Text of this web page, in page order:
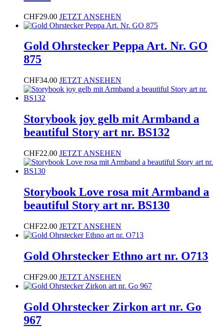
CHF29.00 JETZT ANSEHEN
Gold Ohrstecker Peppa Art. Nr. GO
875
CHF34.00 JETZT ANSEHEN
Storybook joy gelb mit Armband a
beautiful Story art nr. BS132
CHF22.00 JETZT ANSEHEN
Storybook Love rosa mit Armband a
beautiful Story art nr. BS130
CHF22.00 JETZT ANSEHEN
Gold Ohrstecker Ethno art nr. O713
CHF29.00 JETZT ANSEHEN
Gold Ohrstecker Zirkon art nr. Go
967